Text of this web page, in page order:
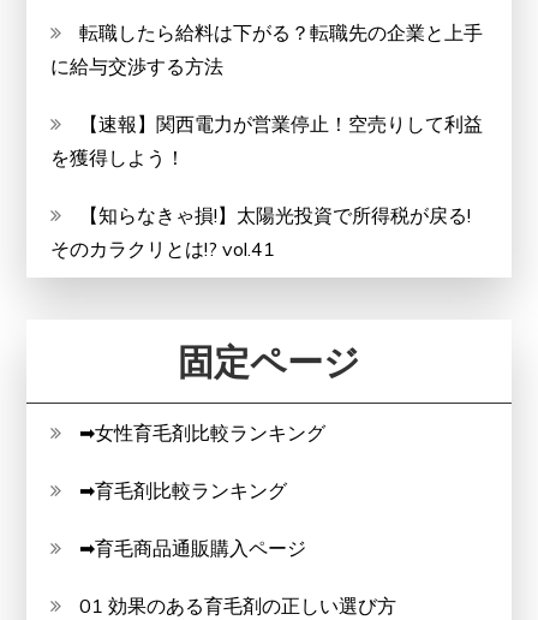
転職したら給料は下がる？転職先の企業と上手
に給与交渉する方法
【速報】関西電力が営業停止！空売りして利益
を獲得しよう！
【知らなきゃ損!】太陽光投資で所得税が戻る!
そのカラクリとは!? vol.41
固定ページ
➡女性育毛剤比較ランキング
➡育毛剤比較ランキング
➡育毛商品通販購入ページ
01 効果のある育毛剤の正しい選び方